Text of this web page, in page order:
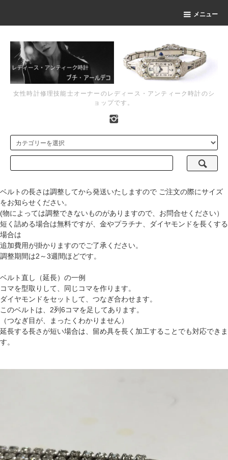
メニュー
女性時計修理技能士オーナーのレディース・アンティーク時計のシ
ョップです。
ベルトの長さは調整してから発送いたしますので ご注文の際にサイズ
をお知らせください。
(物によっては調整できないものがありますので、お問合せください）
短く詰める場合は無料ですが、金やプラチナ、ダイヤモンドを長くする
場合は
追加費用が掛かりますのでご了承ください。
調整期間は2～3週間ほどです。
ベルト直し（延長）の一例
コマを型取りして、同じコマを作ります。
ダイヤモンドをセットして、つなぎ合わせます。
このベルトは、2列6コマを足してあります。
（つなぎ目が、まったくわかりません）
延長する長さが短い場合は、留め具を長く加工することでも対応できま
す。